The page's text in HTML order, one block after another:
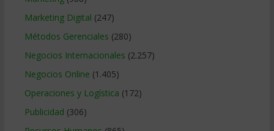
Marketing Digital (247)
Métodos Gerenciales (280)
Negocios Internacionales (2.257)
Negocios Online (1.405)
Operaciones y Logística (172)
Publicidad (306)